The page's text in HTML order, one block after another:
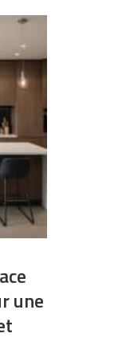
une